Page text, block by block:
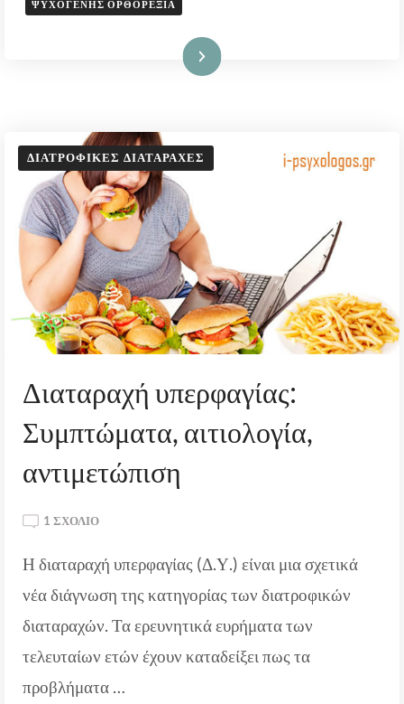
ΨΥΧΟΓΕΝΉΣ ΟΡΘΟΡΕΞΊΑ
Διαβάστε Περισσότερα
ΔΙΑΤΡΟΦΙΚΈΣ ΔΙΑΤΑΡΑΧΈΣ
Διαταραχή υπερφαγίας:
Συμπτώματα, αιτιολογία,
αντιμετώπιση
1 ΣΧΌΛΙΟΣΤΟ
ΥΠΕΡΦΑΓΊΑΣ:
ΑΙΤΙΟΛΟΓΊΑ,
ΑΝΤΙΜΕΤΏΠΙΣΗ
Η διαταραχή υπερφαγίας (Δ.Υ.) είναι μια σχετικά
νέα διάγνωση της κατηγορίας των διατροφικών
διαταραχών. Τα ερευνητικά ευρήματα των
τελευταίων ετών έχουν καταδείξει πως τα
προβλήματα …